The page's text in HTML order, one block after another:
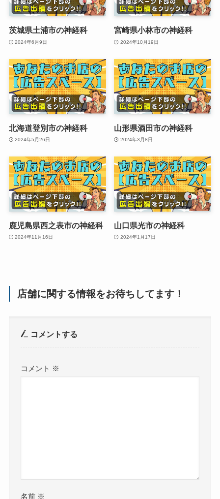
茨城県土浦市の神経科
2024年6月9日
宮崎県小林市の神経科
2024年10月19日
北海道登別市の神経科
2024年5月26日
山形県酒田市の神経科
2024年3月8日
鹿児島県西之表市の神経科
2024年11月16日
山口県光市の神経科
2024年1月17日
店舗に関する情報をお待ちしてます！
コメントする
コメント ※
名前 ※